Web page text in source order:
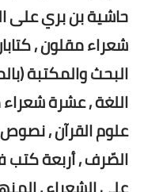
حاشية بن بري على
شعراء مقلون ,
البحث والمكتبة
اللغة , عشرة
علوم القرآن ,
الصّرف , أربعة كتب